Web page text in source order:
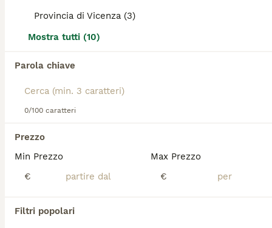
Provincia di Vicenza (3)
Mostra tutti (10)
Parola chiave
0/100 caratteri
Prezzo
Min Prezzo
€
Max Prezzo
€
Filtri popolari
Allevatore con Affisso
(128.7km)
Scottish
4 settimane